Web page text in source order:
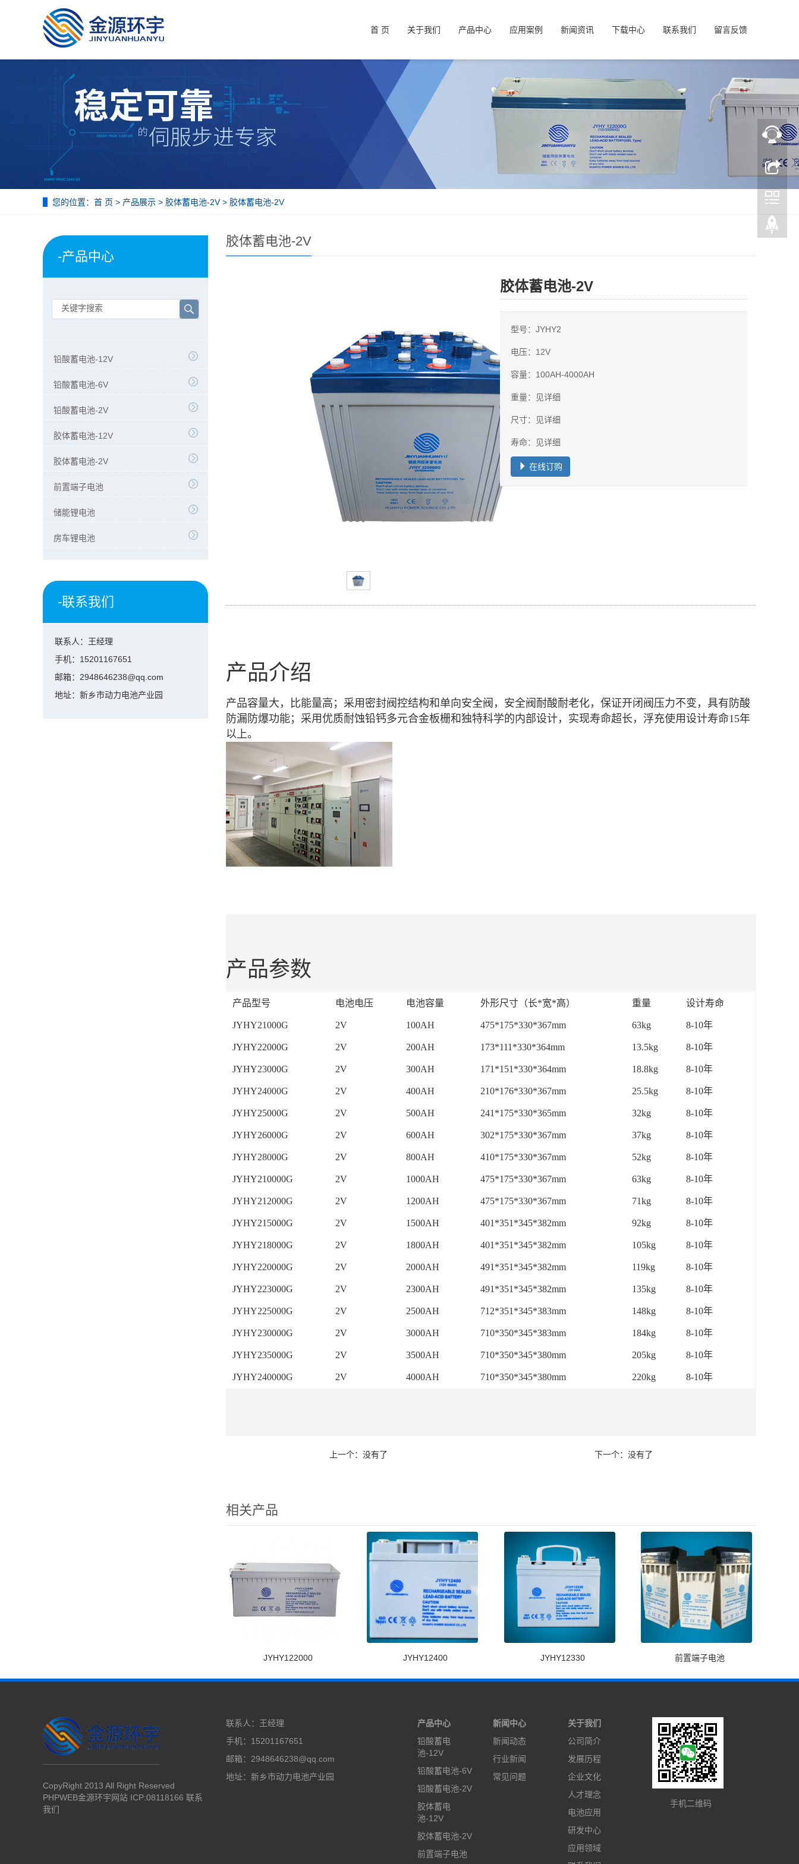
首 页 关于我们 产品中心 应用案例 新闻资讯 下载中心 联系我们 留言反馈
您的位置： 首 页 > 产品展示 > 胶体蓄电池-2V> 胶体蓄电池-2V
胶体蓄电池-2V
胶体蓄电池-2V
型号：JYHY2
电压：12V
容量：100AH-4000AH
重量：见详细
尺寸：见详细
寿命：见详细
在线订购
产品介绍
产品容量大，比能量高；采用密封阀控结构和单向安全阀，安全阀耐酸耐老化，保证开闭阀压力不变，具有防酸
防漏防爆功能；采用优质耐蚀铅钙多元合金板栅和独特科学的内部设计，实现寿命超长，浮充使用设计寿命15年
以上。
产品参数
产品型号 电池电压 电池容量 外形尺寸（长*宽*高） 重量 设计寿命
JYHY21000G 2V 100AH 475*175*330*367mm 63kg 8-10年
JYHY22000G 2V 200AH 173*111*330*364mm 13.5kg 8-10年
JYHY23000G 2V 300AH 171*151*330*364mm 18.8kg 8-10年
JYHY24000G 2V 400AH 210*176*330*367mm 25.5kg 8-10年
JYHY25000G 2V 500AH 241*175*330*365mm 32kg 8-10年
JYHY26000G 2V 600AH 302*175*330*367mm 37kg 8-10年
JYHY28000G 2V 800AH 410*175*330*367mm 52kg 8-10年
JYHY210000G 2V 1000AH 475*175*330*367mm 63kg 8-10年
JYHY212000G 2V 1200AH 475*175*330*367mm 71kg 8-10年
JYHY215000G 2V 1500AH 401*351*345*382mm 92kg 8-10年
JYHY218000G 2V 1800AH 401*351*345*382mm 105kg 8-10年
JYHY220000G 2V 2000AH 491*351*345*382mm 119kg 8-10年
JYHY223000G 2V 2300AH 491*351*345*382mm 135kg 8-10年
JYHY225000G 2V 2500AH 712*351*345*383mm 148kg 8-10年
JYHY230000G 2V 3000AH 710*350*345*383mm 184kg 8-10年
JYHY235000G 2V 3500AH 710*350*345*380mm 205kg 8-10年
JYHY240000G 2V 4000AH 710*350*345*380mm 220kg 8-10年
上一个：没有了 下一个：没有了
相关产品
JYHY122000 JYHY12400 JYHY12330 前置端子电池
-产品中心
铅酸蓄电池-12V
铅酸蓄电池-6V
铅酸蓄电池-2V
胶体蓄电池-12V
胶体蓄电池-2V
前置端子电池
储能锂电池
房车锂电池
-联系我们
联系人：王经理
手机：15201167651
邮箱：2948646238@qq.com
地址：新乡市动力电池产业园
CopyRight 2013 All Right Reserved
PHPWEB金源环宇网站 ICP:08118166 联系
我们
联系人：王经理
手机：15201167651
邮箱：2948646238@qq.com
地址：新乡市动力电池产业园
产品中心
铅酸蓄电
池-12V
铅酸蓄电池-6V
铅酸蓄电池-2V
胶体蓄电
池-12V
胶体蓄电池-2V
前置端子电池
新闻中心
新闻动态
行业新闻
常见问题
关于我们
公司简介
发展历程
企业文化
人才理念
电池应用
研发中心
应用领域
手机二维码